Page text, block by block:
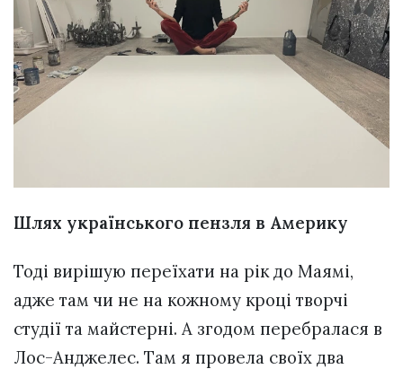
Шлях українського пензля в Америку
Тоді вирішую переїхати на рік до Маямі,
адже там чи не на кожному кроці творчі
студії та майстерні. А згодом перебралася в
Лос-Анджелес. Там я провела своїх два